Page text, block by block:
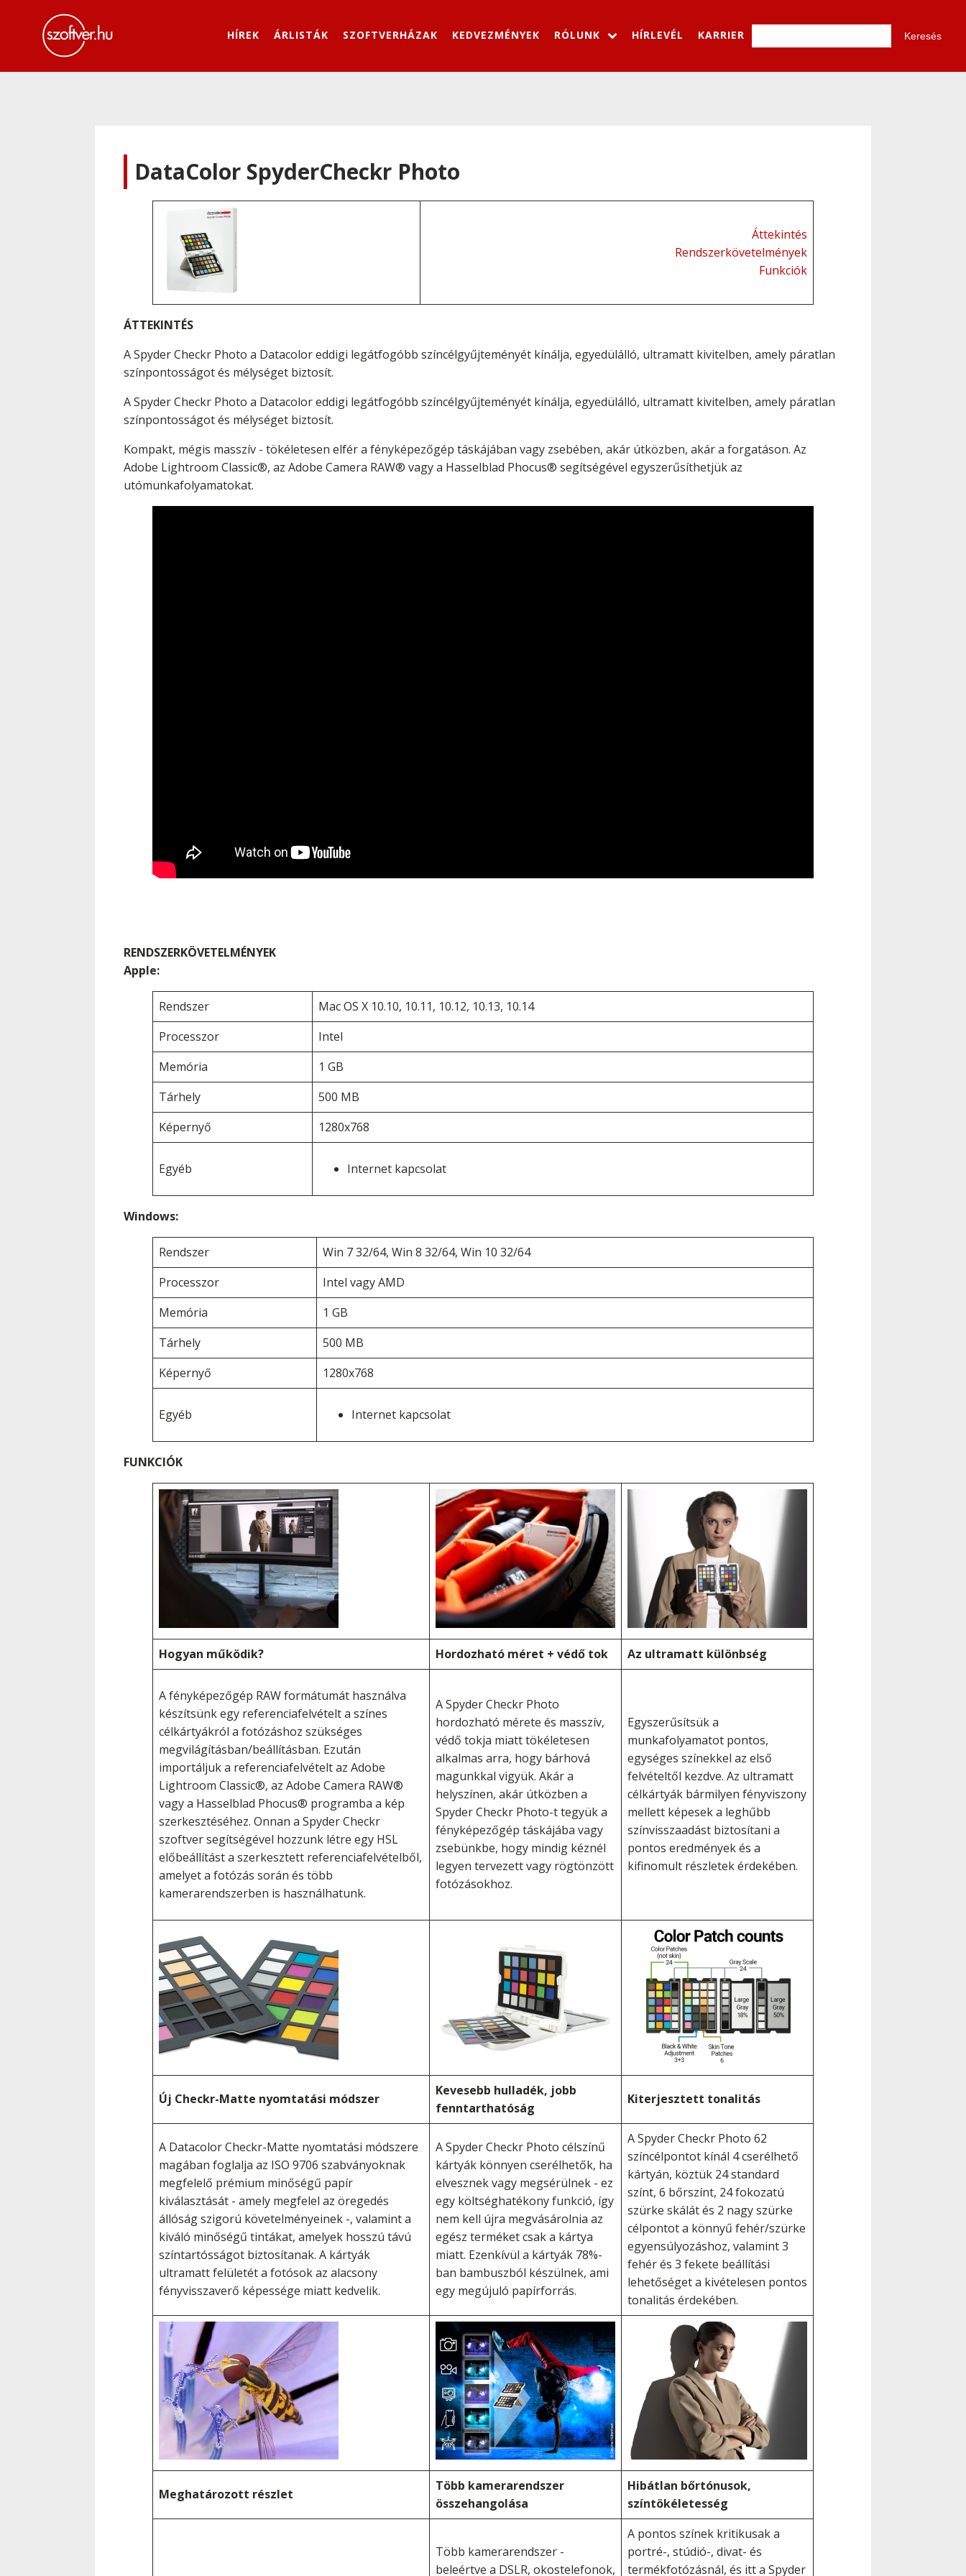
HÍREK ÁRLISTÁK SZOFTVERHÁZAK KEDVEZMÉNYEK RÓLUNK HÍRLEVÉL KARRIER
DataColor SpyderCheckr Photo
Áttekintés
Rendszerkövetelmények
Funkciók
ÁTTEKINTÉS
A Spyder Checkr Photo a Datacolor eddigi legátfogóbb színcélgyűjteményét kínálja, egyedülálló, ultramatt kivitelben, amely páratlan
színpontosságot és mélységet biztosít.
A Spyder Checkr Photo a Datacolor eddigi legátfogóbb színcélgyűjteményét kínálja, egyedülálló, ultramatt kivitelben, amely páratlan
színpontosságot és mélységet biztosít.
Kompakt, mégis masszív - tökéletesen elfér a fényképezőgép táskájában vagy zsebében, akár útközben, akár a forgatáson. Az
Adobe Lightroom Classic®, az Adobe Camera RAW® vagy a Hasselblad Phocus® segítségével egyszerűsíthetjük az
utómunkafolyamatokat.
RENDSZERKÖVETELMÉNYEK
Apple:
Rendszer
Mac OS X 10.10, 10.11, 10.12, 10.13, 10.14
Processzor
Intel
Memória
1 GB
Tárhely
500 MB
Képernyő
1280x768
Egyéb Internet kapcsolat
Windows:
Rendszer
Win 7 32/64, Win 8 32/64, Win 10 32/64
Processzor
Intel vagy AMD
Memória
1 GB
Tárhely
500 MB
Képernyő
1280x768
Egyéb Internet kapcsolat
FUNKCIÓK
Hogyan működik? Hordozható méret + védő tok Az ultramatt különbség
A fényképezőgép RAW formátumát használva
készítsünk egy referenciafelvételt a színes
célkártyákról a fotózáshoz szükséges
megvilágításban/beállításban. Ezután
importáljuk a referenciafelvételt az Adobe
Lightroom Classic®, az Adobe Camera RAW®
vagy a Hasselblad Phocus® programba a kép
szerkesztéséhez. Onnan a Spyder Checkr
szoftver segítségével hozzunk létre egy HSL
előbeállítást a szerkesztett referenciafelvételből,
amelyet a fotózás során és több
kamerarendszerben is használhatunk.
A Spyder Checkr Photo
hordozható mérete és masszív,
védő tokja miatt tökéletesen
alkalmas arra, hogy bárhová
magunkkal vigyük. Akár a
helyszínen, akár útközben a
Spyder Checkr Photo-t tegyük a
fényképezőgép táskájába vagy
zsebünkbe, hogy mindig kéznél
legyen tervezett vagy rögtönzött
fotózásokhoz.
Egyszerűsítsük a
munkafolyamatot pontos,
egységes színekkel az első
felvételtől kezdve. Az ultramatt
célkártyák bármilyen fényviszony
mellett képesek a leghűbb
színvisszaadást biztosítani a
pontos eredmények és a
kifinomult részletek érdekében.
Új Checkr-Matte nyomtatási módszer
Kevesebb hulladék, jobb
fenntarthatóság
Kiterjesztett tonalitás
A Datacolor Checkr-Matte nyomtatási módszere
magában foglalja az ISO 9706 szabványoknak
megfelelő prémium minőségű papír
kiválasztását - amely megfelel az öregedés
állóság szigorú követelményeinek -, valamint a
kiváló minőségű tintákat, amelyek hosszú távú
színtartósságot biztosítanak. A kártyák
ultramatt felületét a fotósok az alacsony
fényvisszaverő képessége miatt kedvelik.
A Spyder Checkr Photo célszínű
kártyák könnyen cserélhetők, ha
elvesznek vagy megsérülnek - ez
egy költséghatékony funkció, így
nem kell újra megvásárolnia az
egész terméket csak a kártya
miatt. Ezenkívül a kártyák 78%-
ban bambuszból készülnek, ami
egy megújuló papírforrás.
A Spyder Checkr Photo 62
színcélpontot kínál 4 cserélhető
kártyán, köztük 24 standard
színt, 6 bőrszínt, 24 fokozatú
szürke skálát és 2 nagy szürke
célpontot a könnyű fehér/szürke
egyensúlyozáshoz, valamint 3
fehér és 3 fekete beállítási
lehetőséget a kivételesen pontos
tonalitás érdekében.
Meghatározott részlet
Több kamerarendszer
összehangolása
Hibátlan bőrtónusok,
színtökéletesség
Több kamerarendszer -
beleértve a DSLR, okostelefonok,
A pontos színek kritikusak a
portré-, stúdió-, divat- és
termékfotózásnál, és itt a Spyder